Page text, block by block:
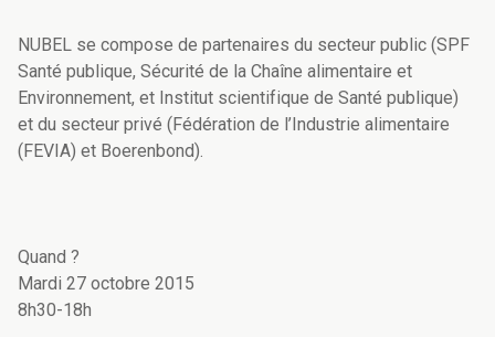
NUBEL se compose de partenaires du secteur public (SPF
Santé publique, Sécurité de la Chaîne alimentaire et
Environnement, et Institut scientifique de Santé publique)
et du secteur privé (Fédération de l’Industrie alimentaire
(FEVIA) et Boerenbond).
Quand ?
Mardi 27 octobre 2015
8h30-18h